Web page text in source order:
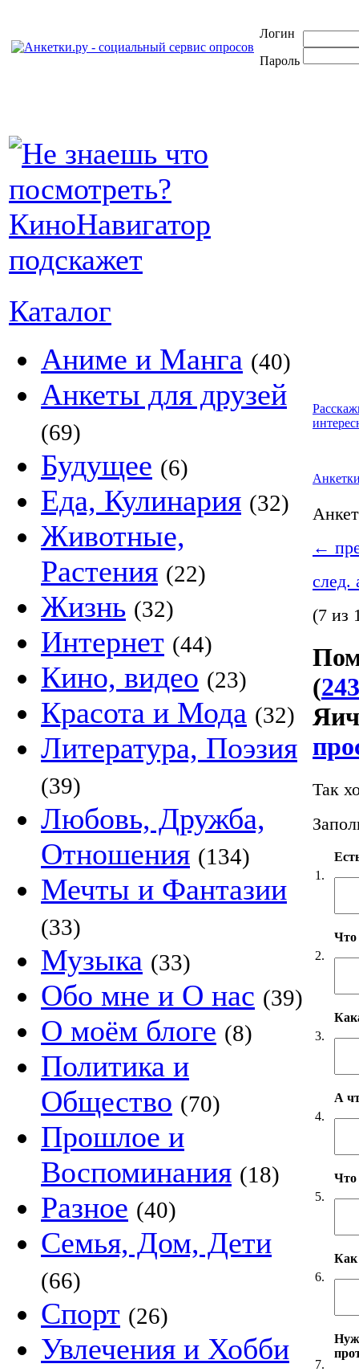
Логин
Пароль
Каталог
Аниме и Манга (40)
Анкеты для друзей
(69)
Будущее (6)
Еда, Кулинария (32)
Животные,
Растения (22)
Жизнь (32)
Интернет (44)
Кино, видео (23)
Красота и Мода (32)
Литература, Поэзия
(39)
Любовь, Дружба,
Отношения (134)
Мечты и Фантазии
(33)
Музыка (33)
Обо мне и О нас (39)
О моём блоге (8)
Политика и
Общество (70)
Прошлое и
Воспоминания (18)
Разное (40)
Семья, Дом, Дети
(66)
Спорт (26)
Увлечения и Хобби
←
след.
(7 из
(
Так
1.
2.
Что
3.
4.
А
5.
Что
6.
Как
7.